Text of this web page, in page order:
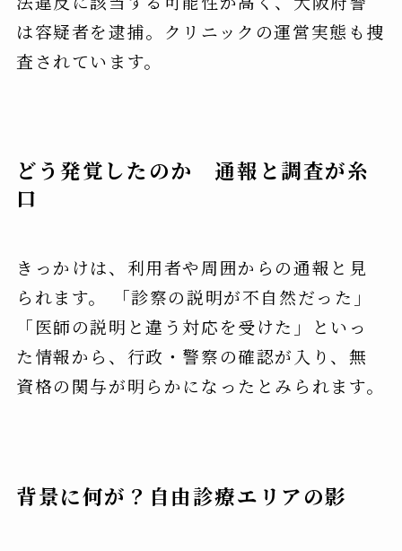
は容疑者を逮捕。クリニックの運営実態も捜
査されています。
どう発覚したのか 通報と調査が糸
口
きっかけは、利用者や周囲からの通報と見
られます。 「診察の説明が不自然だった」
「医師の説明と違う対応を受けた」といっ
た情報から、行政・警察の確認が入り、無
資格の関与が明らかになったとみられます。
背景に何が？自由診療エリアの影